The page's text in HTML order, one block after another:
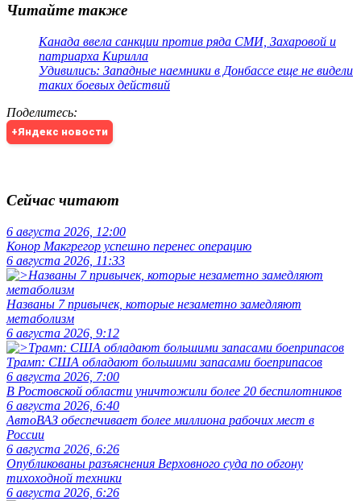
Читайте также
Канада ввела санкции против ряда СМИ, Захаровой и
патриарха Кирилла
Удивились: Западные наемники в Донбассе еще не видели
таких боевых действий
Поделитесь:
+Яндекс новости
Сейчас читают
6 августа 2026, 12:00
Конор Макгрегор успешно перенес операцию
6 августа 2026, 11:33
Названы 7 привычек, которые незаметно замедляют
метаболизм
6 августа 2026, 9:12
Трамп: США обладают большими запасами боеприпасов
6 августа 2026, 7:00
В Ростовской области уничтожили более 20 беспилотников
6 августа 2026, 6:40
АвтоВАЗ обеспечивает более миллиона рабочих мест в
России
6 августа 2026, 6:26
Опубликованы разъяснения Верховного суда по обгону
тихоходной техники
6 августа 2026, 6:26